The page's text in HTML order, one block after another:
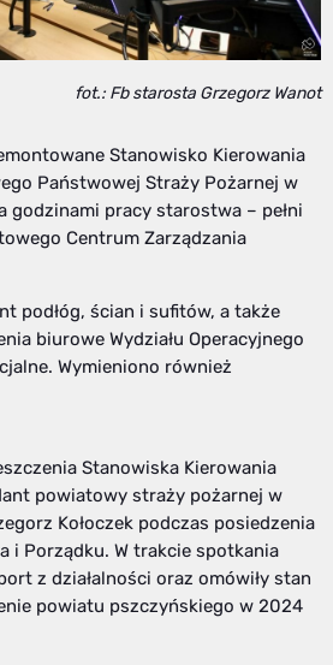
fot.: Fb starosta Grzegorz Wanot
Stanowisko Kierowania
Państwowej Straży Pożarnej w
godzinami pracy starostwa – pełni
Centrum Zarządzania
podłóg, ścian i sufitów, a także
biurowe Wydziału Operacyjnego
Wymieniono również
Stanowiska Kierowania
powiatowy straży pożarnej w
Kołoczek podczas posiedzenia
i Porządku. W trakcie spotkania
z działalności oraz omówiły stan
powiatu pszczyńskiego w 2024